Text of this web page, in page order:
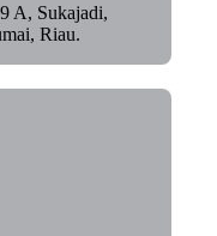
A, Sukajadi,
Riau.